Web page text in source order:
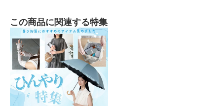
この商品に関連する特集